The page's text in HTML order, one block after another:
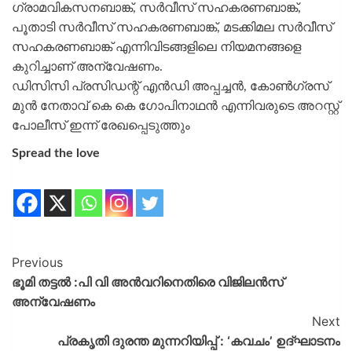
ഗ്രാമവികസനബാങ്ക്, സര്‍വീസ് സഹകരണബാങ്ക്,
പൂതാടി സര്‍വീസ് സഹകരണബാങ്ക്, മടക്കിമല സര്‍വീസ്
സഹകരണബാങ്ക് എന്നിവിടങ്ങളിലെ നിയമനങ്ങളെ
കുറിച്ചാണ് അന്വേഷണം.
ഡിസിസി പ്രസിഡന്റ് എന്‍ഡി അപ്പച്ചന്‍, കോണ്‍ഗ്രസ്
മുന്‍ നേതാവ് കെ കെ ഗോപിനാഥന്‍ എന്നിവരുടെ അറസ്റ്റ്
പോലീസ് ഇന്ന് രേഖപ്പെടുത്തും
Spread the love
Previous
ഭൂമി തട്ടൽ :പി വി അന്‍വറിനെതിരെ വിജിലന്‍സ്
അന്വേഷണം
Next
പ്രകൃതി ദുരന്ത മുന്നറിയിപ്പ് : ‘കവചം’ ഉദ്ഘാടനം